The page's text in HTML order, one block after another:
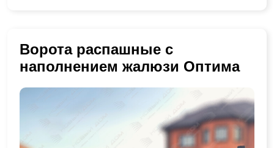
Ворота распашные с
наполнением жалюзи Оптима